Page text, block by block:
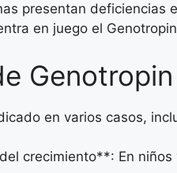
presentan
en juego el
Genotropin
en varios casos,
crecimiento**: En